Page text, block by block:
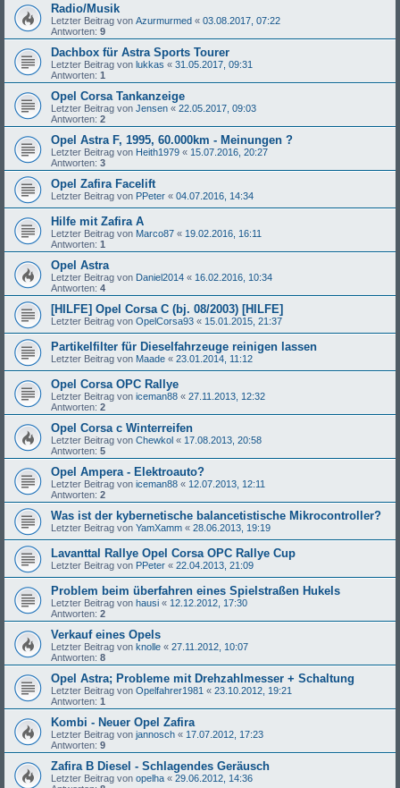
Radio/Musik
Letzter Beitrag von Azurmurmed « 03.08.2017, 07:22
Antworten: 9
Dachbox für Astra Sports Tourer
Letzter Beitrag von lukkas « 31.05.2017, 09:31
Antworten: 1
Opel Corsa Tankanzeige
Letzter Beitrag von Jensen « 22.05.2017, 09:03
Antworten: 2
Opel Astra F, 1995, 60.000km - Meinungen ?
Letzter Beitrag von Heith1979 « 15.07.2016, 20:27
Antworten: 3
Opel Zafira Facelift
Letzter Beitrag von PPeter « 04.07.2016, 14:34
Hilfe mit Zafira A
Letzter Beitrag von Marco87 « 19.02.2016, 16:11
Antworten: 1
Opel Astra
Letzter Beitrag von Daniel2014 « 16.02.2016, 10:34
Antworten: 4
[HILFE] Opel Corsa C (bj. 08/2003) [HILFE]
Letzter Beitrag von OpelCorsa93 « 15.01.2015, 21:37
Partikelfilter für Dieselfahrzeuge reinigen lassen
Letzter Beitrag von Maade « 23.01.2014, 11:12
Opel Corsa OPC Rallye
Letzter Beitrag von iceman88 « 27.11.2013, 12:32
Antworten: 2
Opel Corsa c Winterreifen
Letzter Beitrag von Chewkol « 17.08.2013, 20:58
Antworten: 5
Opel Ampera - Elektroauto?
Letzter Beitrag von iceman88 « 12.07.2013, 12:11
Antworten: 2
Was ist der kybernetische balancetistische Mikrocontroller?
Letzter Beitrag von YamXamm « 28.06.2013, 19:19
Lavanttal Rallye Opel Corsa OPC Rallye Cup
Letzter Beitrag von PPeter « 22.04.2013, 21:09
Problem beim überfahren eines Spielstraßen Hukels
Letzter Beitrag von hausi « 12.12.2012, 17:30
Antworten: 2
Verkauf eines Opels
Letzter Beitrag von knolle « 27.11.2012, 10:07
Antworten: 8
Opel Astra; Probleme mit Drehzahlmesser + Schaltung
Letzter Beitrag von Opelfahrer1981 « 23.10.2012, 19:21
Antworten: 1
Kombi - Neuer Opel Zafira
Letzter Beitrag von jannosch « 17.07.2012, 17:23
Antworten: 9
Zafira B Diesel - Schlagendes Geräusch
Letzter Beitrag von opelha « 29.06.2012, 14:36